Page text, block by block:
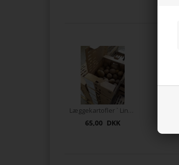
Læggekartofler ` Linzer Delikatesse`
65,00 DKK